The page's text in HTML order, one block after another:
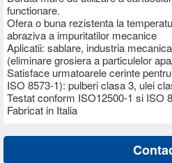
functionare.
Ofera o buna rezistenta la
abraziva a impuritatilor mecanice
Aplicatii: sablare, industria
(eliminare grosiera a particulelor
Satisface urmatoarele cerinte
ISO 8573-1): pulberi clasa 3, ulei
Testat conform ISO12500-1 si ISO
Fabricat in Italia